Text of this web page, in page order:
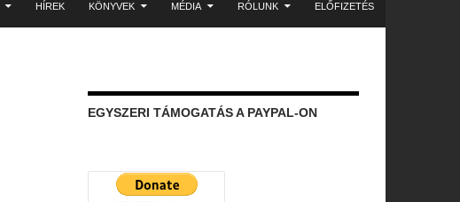
HÍREK KÖNYVEK MÉDIA RÓLUNK ELŐFIZETÉS
EGYSZERI TÁMOGATÁS A PAYPAL-ON